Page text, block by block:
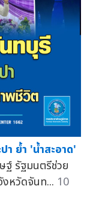
า ย้ำ 'น้ำสะอาด'
ฐ์ รัฐมนตรีช่วย
หวัดจันท... 10